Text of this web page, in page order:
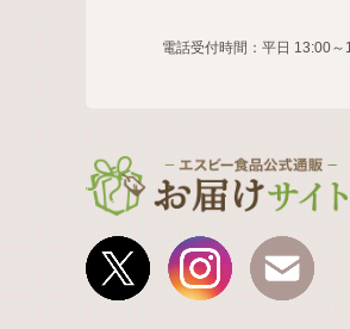
電話受付時間：平日 13:00